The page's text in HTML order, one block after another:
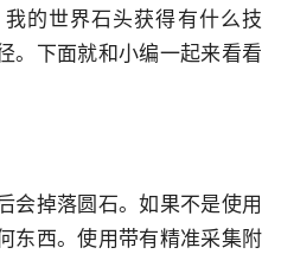
的世界石头获得有什么技
。下面就和小编一起来看看
会掉落圆石。如果不是使用
东西。使用带有精准采集附